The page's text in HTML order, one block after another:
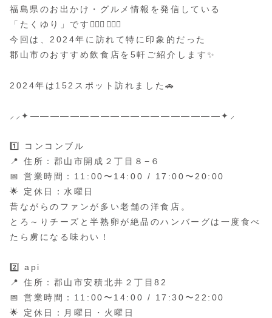
福島県のお出かけ・グルメ情報を発信している
「たくゆり」です💁🏻‍♂️💁🏻‍♀️
今回は、2024年に訪れて特に印象的だった
郡山市のおすすめ飲食店を5軒ご紹介します✨
2024年は152スポット訪れました🚗
⸝⸝✦———————————————————✦⸝
1️⃣ コンコンブル
📍 住所：郡山市開成２丁目８−６
📅 営業時間：11:00〜14:00 / 17:00〜20:00
🌟 定休日：水曜日
昔ながらのファンが多い老舗の洋食店。
とろ～りチーズと半熟卵が絶品のハンバーグは一度食べ
たら虜になる味わい！
2️⃣ api
📍 住所：郡山市安積北井２丁目82
📅 営業時間：11:00〜14:00 / 17:30〜22:00
🌟 定休日：月曜日・火曜日